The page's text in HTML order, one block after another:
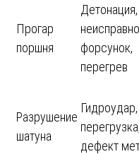
Прогар
поршня
Детонация,
форсунок,
перегрев
Разрушение
шатуна
Гидроудар,
перегрузка,
дефект